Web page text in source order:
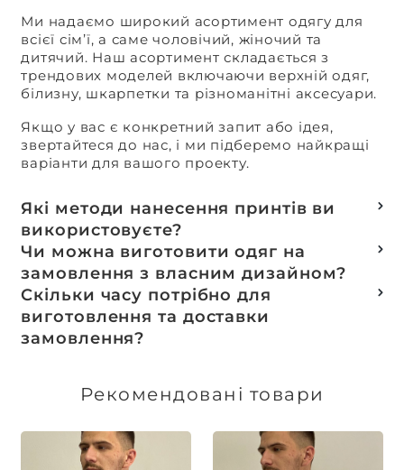
Ми надаємо широкий асортимент одягу для
всієї сім’ї, а саме чоловічий, жіночий та
дитячий. Наш асортимент складається з
трендових моделей включаючи верхній одяг,
білизну, шкарпетки та різноманітні аксесуари.
Якщо у вас є конкретний запит або ідея,
звертайтеся до нас, і ми підберемо найкращі
варіанти для вашого проекту.
Які методи нанесення принтів ви
використовуєте?
Термотранферний
Шовкотрафаретний
DTF – друк
Машинна вишивка
Чи можна виготовити одяг на
замовлення з власним дизайном?
Так, ми спеціалізуємося на розробці колекцій
та мерчу під ключ, цей процес включає підбір
тканин, розробку лекал, дизай та
завершується пошиттям готового виробу.
Скільки часу потрібно для
виготовлення та доставки
замовлення?
виготовлення індивідуальних замовлень
Рекомендовані товари